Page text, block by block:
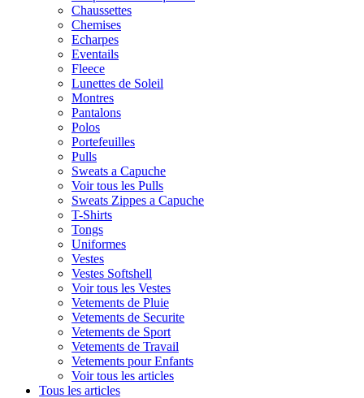
Chaussettes
Chemises
Echarpes
Eventails
Fleece
Lunettes de Soleil
Montres
Pantalons
Polos
Portefeuilles
Pulls
Sweats a Capuche
Voir tous les Pulls
Sweats Zippes a Capuche
T-Shirts
Tongs
Uniformes
Vestes
Vestes Softshell
Voir tous les Vestes
Vetements de Pluie
Vetements de Securite
Vetements de Sport
Vetements de Travail
Vetements pour Enfants
Voir tous les articles
Tous les articles